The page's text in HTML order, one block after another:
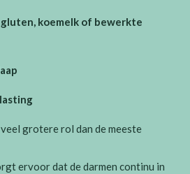
koemelk of bewerkte
grotere rol dan de meeste
ervoor dat de darmen continu in